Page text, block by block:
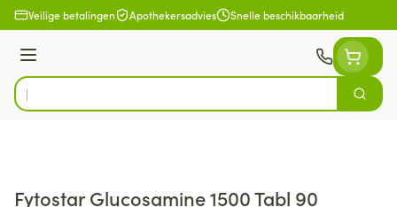
Ga naar de inhoud
Veilige betalingen Apothekersadvies Snelle beschikbaarheid
Menu
Product, merk, categorie...
Zoek
Fytostar Glucosamine 1500 Tabl 90